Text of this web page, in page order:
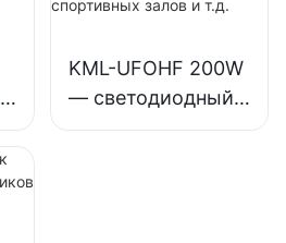
промышленных
спортивных залов
и т. д.
KML-UFOHF 200W
— светодиодный
светильник для